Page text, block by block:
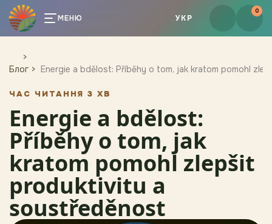
МЕНЮ УКР
0
Блог Energie a bdělost: Příběhy o tom, jak kratom pomohl
ЧАС ЧИТАННЯ 3 ХВ
Energie a bdělost:
Příběhy o tom, jak
kratom pomohl zlepšit
produktivitu a
soustředěnost